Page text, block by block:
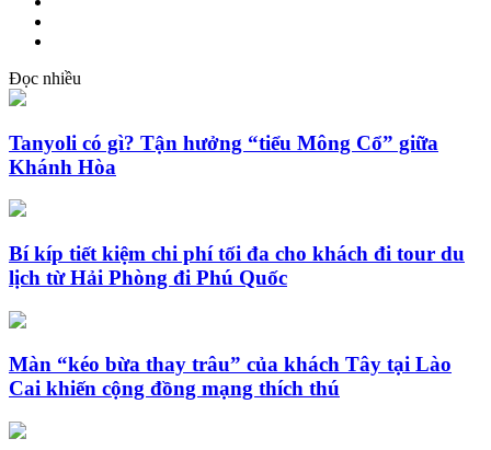
Đọc nhiều
Tanyoli có gì? Tận hưởng “tiểu Mông Cổ” giữa
Khánh Hòa
Bí kíp tiết kiệm chi phí tối đa cho khách đi tour du
lịch từ Hải Phòng đi Phú Quốc
Màn “kéo bừa thay trâu” của khách Tây tại Lào
Cai khiến cộng đồng mạng thích thú